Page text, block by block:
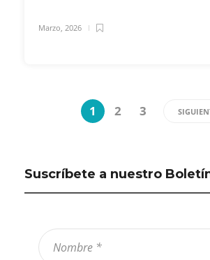
Marzo, 2026
1 2 3
Suscríbete a nuestro